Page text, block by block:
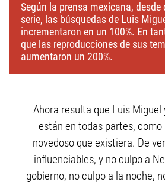
Según la prensa mexicana, desde
serie, las búsquedas de Luis
incrementaron en un 100%. En
que las reproducciones de sus
aumentaron un 200%.
Ahora resulta que Luis
están en todas partes,
novedoso que existiera. De
influenciables, y no culpo a
gobierno, no culpo a la noche,